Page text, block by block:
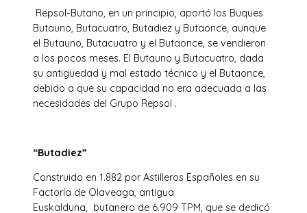
Repsol-Butano, en un principio, aportó los Buques
Butauno, Butacuatro, Butadiez y Butaonce, aunque
el Butauno, Butacuatro y el Butaonce, se vendieron
a los pocos meses. El Butauno y Butacuatro, dada
su antigüedad y mal estado técnico y el Butaonce,
debido a que su capacidad no era adecuada a las
necesidades del Grupo Repsol .
“Butadiez”
Construido en 1.882 por Astilleros Españoles en su
Factoría de Olaveaga, antigua
Euskalduna, butanero de 6.909 TPM, que se dedicó